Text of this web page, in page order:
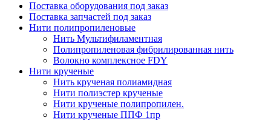
Поставка оборудования под заказ
Поставка запчастей под заказ
Нити полипропиленовые
Нить Мультифиламентная
Полипропиленовая фибрилированная нить
Волокно комплексное FDY
Нити крученые
Нить крученая полиамидная
Нити полиэстер крученые
Нити крученые полипропилен.
Нити крученые ППФ 1пр